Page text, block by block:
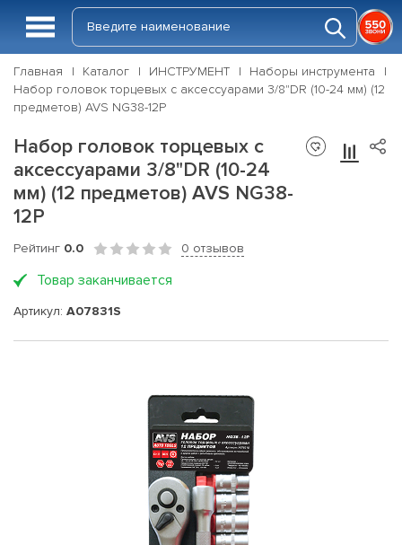
Главная Каталог ИНСТРУМЕНТ
Наборы инструмента
Набор головок торцевых с аксессуарами 3/8"DR (10-24 мм) (12
предметов) AVS NG38-12P
Набор головок торцевых с
аксессуарами 3/8"DR (10-24
мм) (12 предметов) AVS NG38-
12P
Рейтинг 0.0 0 отзывов
Товар заканчивается
Артикул: A07831S